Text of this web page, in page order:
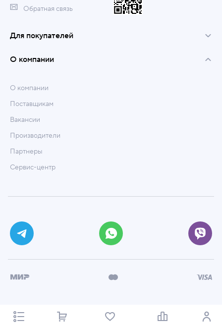
Обратная связь
Для покупателей
О компании
О компании
Поставщикам
Вакансии
Производители
Партнеры
Сервис-центр
© ООО «Техмаркет», 2026